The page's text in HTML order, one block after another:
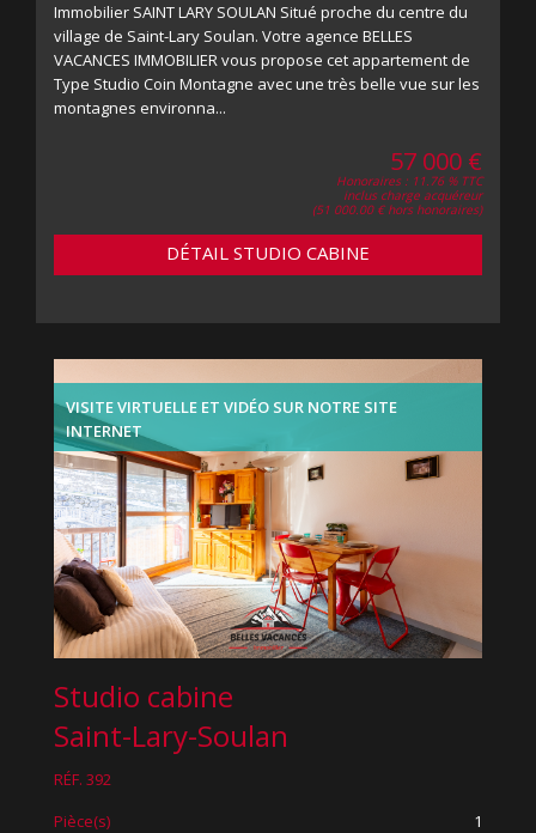
Immobilier SAINT LARY SOULAN Situé proche du centre du
village de Saint-Lary Soulan. Votre agence BELLES
VACANCES IMMOBILIER vous propose cet appartement de
Type Studio Coin Montagne avec une très belle vue sur les
montagnes environna...
57 000 €
Honoraires : 11.76 % TTC
inclus charge acquéreur
(51 000.00 € hors honoraires)
DÉTAIL STUDIO CABINE
VISITE VIRTUELLE ET VIDÉO SUR NOTRE SITE
INTERNET
Studio cabine
Saint-Lary-Soulan
RÉF. 392
Pièce(s)
1